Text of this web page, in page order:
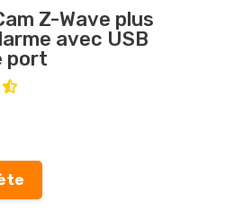
Z-Wave plus
avec USB
port